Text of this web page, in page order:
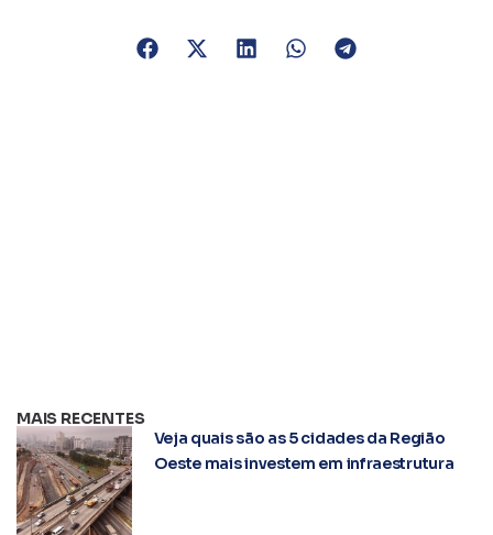
MAIS RECENTES
Veja quais são as 5 cidades da Região
Oeste mais investem em infraestrutura